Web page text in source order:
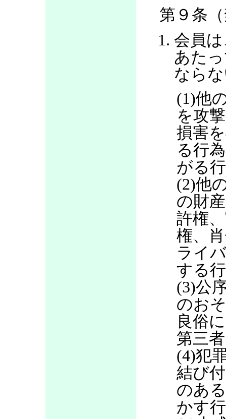
第９条
会員
あた
なら
(1)他
を攻
損害
る行
がる
(2)他
の財
許権
権、
ライ
する
(3)公
のお
良俗
第三
(4)犯
結び
のあ
かす